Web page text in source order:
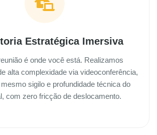
Estratégica Imersiva
é onde você está. Realizamos
alta complexidade via videoconferência,
sigilo e profundidade técnica do
com zero fricção de deslocamento.